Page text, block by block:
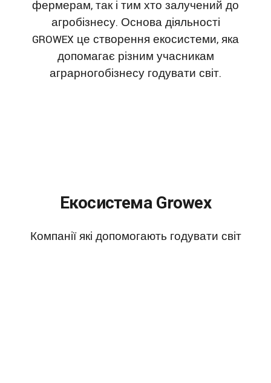
фермерам, так і тим хто залучений до
агробізнесу. Основа діяльності
GROWEX це створення екосистеми, яка
допомагає різним учасникам
аграрногобізнесу годувати світ.
Екосистема Growex
Компанії які допомогають годувати світ